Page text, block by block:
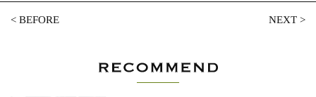
<BEFORE NEXT>